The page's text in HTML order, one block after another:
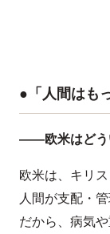
●「人間はも
――欧米はどう
欧米は、キリ
人間が支配・
だから、病気